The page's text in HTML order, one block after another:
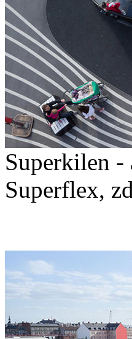
Superkilen
Superflex,